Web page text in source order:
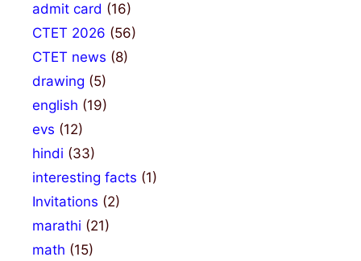
admit card (16)
CTET 2026 (56)
CTET news (8)
drawing (5)
english (19)
evs (12)
hindi (33)
interesting facts (1)
Invitations (2)
marathi (21)
math (15)